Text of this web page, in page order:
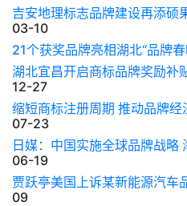
吉安地理标志品牌建设再添硕
03-10
21个获奖品牌亮相湖北“品牌春
湖北宜昌开启商标品牌奖励补
12-27
缩短商标注册周期 推动品牌
07-23
日媒：中国实施全球品牌战略
06-19
贾跃亭美国上诉某新能源汽车
09